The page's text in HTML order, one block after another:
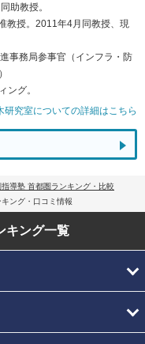
助教授。
教授。2011年4月同教授、現
事務局参事官（インフラ・防
ング。
究室についての詳細はこちら
導塾 首都圏ランキング・比較
ング・口コミ情報
キング一覧